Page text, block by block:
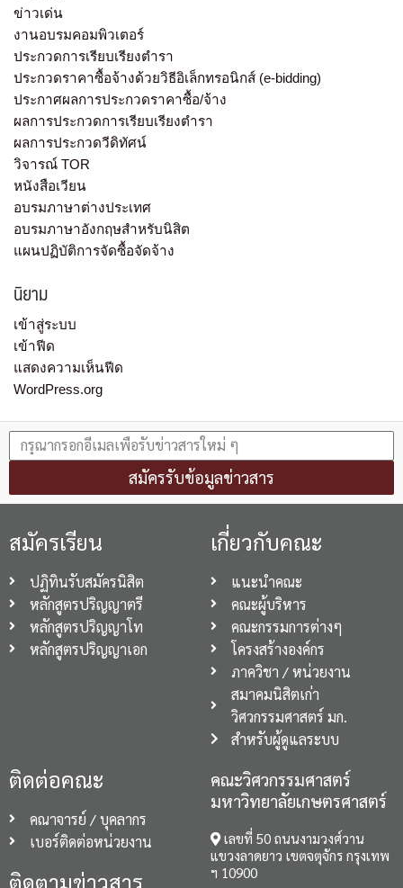
ข่าวเด่น
งานอบรมคอมพิวเตอร์
ประกวดการเรียบเรียงตำรา
ประกวดราคาซื้อจ้างด้วยวิธีอิเล็กทรอนิกส์ (e-bidding)
ประกาศผลการประกวดราคาซื้อ/จ้าง
ผลการประกวดการเรียบเรียงตำรา
ผลการประกวดวีดิทัศน์
วิจารณ์ TOR
หนังสือเวียน
อบรมภาษาต่างประเทศ
อบรมภาษาอังกฤษสำหรับนิสิต
แผนปฏิบัติการจัดซื้อจัดจ้าง
นิยาม
เข้าสู่ระบบ
เข้าฟีด
แสดงความเห็นฟีด
WordPress.org
สมัครรับข้อมูลข่าวสาร
สมัครเรียน
ปฏิทินรับสมัครนิสิต
หลักสูตรปริญญาตรี
หลักสูตรปริญญาโท
หลักสูตรปริญญาเอก
เกี่ยวกับคณะ
แนะนำคณะ
คณะผู้บริหาร
คณะกรรมการต่างๆ
โครงสร้างองค์กร
ภาควิชา / หน่วยงาน
สมาคมนิสิตเก่า
วิศวกรรมศาสตร์ มก.
สำหรับผู้ดูแลระบบ
ติดต่อคณะ
คณาจารย์ / บุคลากร
เบอร์ติดต่อหน่วยงาน
ติดตามข่าวสาร
คณะวิศวกรรมศาสตร์
มหาวิทยาลัยเกษตรศาสตร์
เลขที่ 50 ถนนงามวงศ์วาน
แขวงลาดยาว เขตจตุจักร กรุงเทพ
ฯ 10900